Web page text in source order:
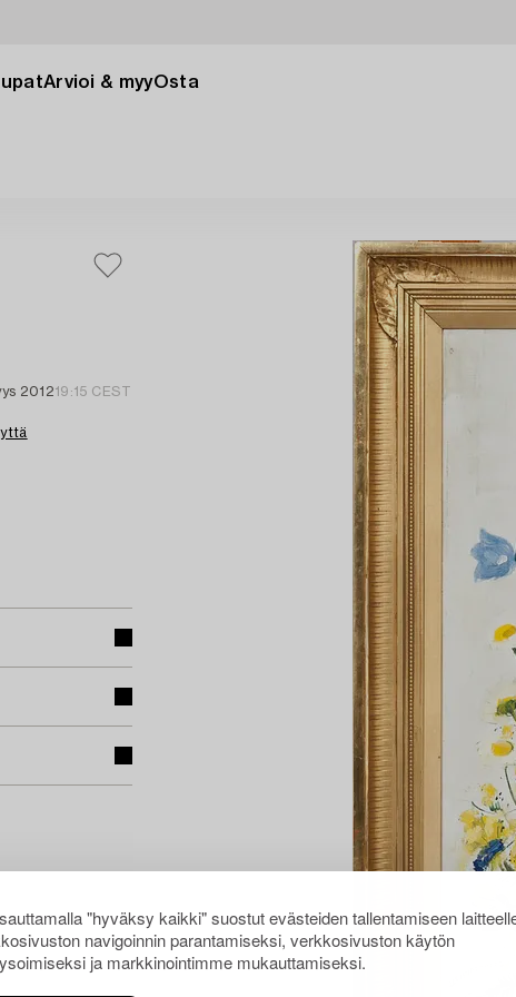
"hyväksy kaikki" suostut evästeiden tallentamiseen
navigoinnin parantamiseksi, verkkosivuston käytön
ja markkinointimme mukauttamiseksi.
Arvioi & myyOsta
201219:15 CEST